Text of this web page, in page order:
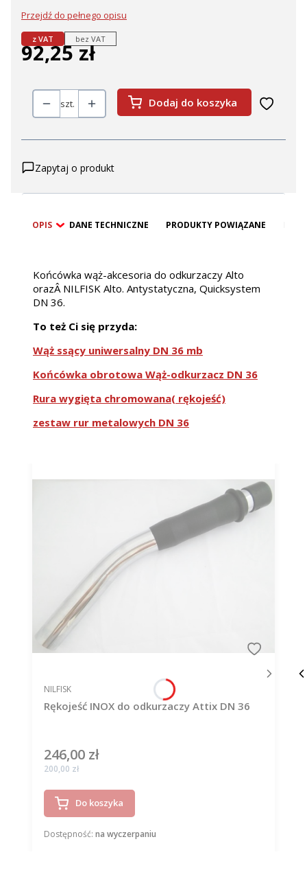
Przejdź do pełnego opisu
z VAT bez VAT
Cena
92,25 zł
szt. Dodaj do koszyka
Zapytaj o produkt
OPIS DANE TECHNICZNE PRODUKTY POWIĄZANE
Końcówka wąż-akcesoria do odkurzaczy Alto
orazÂ NILFISK Alto. Antystatyczna, Quicksystem
DN 36.
To też Ci się przyda:
Wąż ssący uniwersalny DN 36 mb
Końcówka obrotowa Wąż-odkurzacz DN 36
Rura wygięta chromowana( rękojeść)
zestaw rur metalowych DN 36
Rękojeść INOX do odkurzaczy Attix DN 36
PRODUCENT
NILFISK
Cena
246,00 zł
Cena
200,00 zł
Do koszyka
Dostępność: na wyczerpaniu